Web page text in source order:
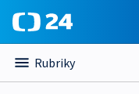
Rubriky